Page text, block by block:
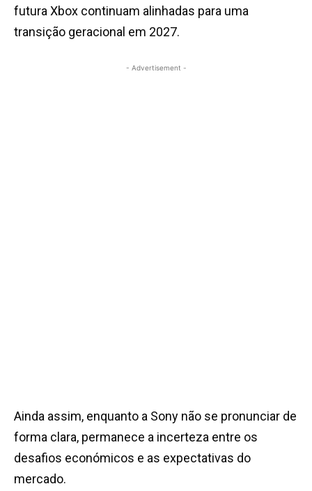
futura Xbox continuam alinhadas para uma
transição geracional em 2027.
- Advertisement -
Ainda assim, enquanto a Sony não se pronunciar de
forma clara, permanece a incerteza entre os
desafios económicos e as expectativas do
mercado.